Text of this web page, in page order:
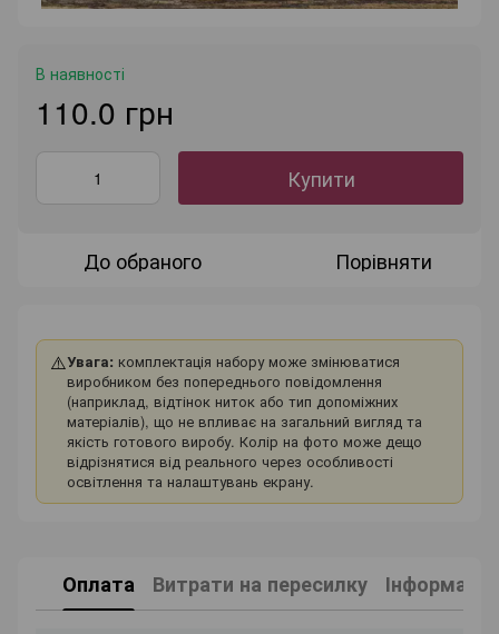
В наявності
110.0 грн
Купити
До обраного Порівняти
⚠️Увага: комплектація набору може змінюватися
виробником без попереднього повідомлення
(наприклад, відтінок ниток або тип допоміжних
матеріалів), що не впливає на загальний вигляд та
якість готового виробу. Колір на фото може дещо
відрізнятися від реального через особливості
освітлення та налаштувань екрану.
Оплата Витрати на пересилку